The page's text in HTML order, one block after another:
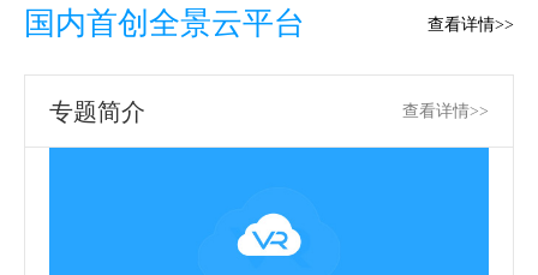
查看详情>>
国内首创全景云平台
查看详情>>
专题简介